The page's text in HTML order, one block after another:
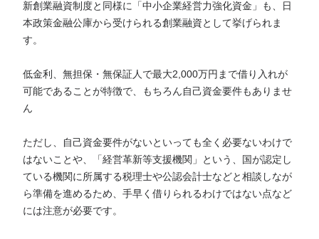
新創業融資制度と同様に「中小企業経営力強化資金」も、日
本政策金融公庫から受けられる創業融資として挙げられま
す。
低金利、無担保・無保証人で最大2,000万円まで借り入れが
可能であることが特徴で、もちろん自己資金要件もありませ
ん
ただし、自己資金要件がないといっても全く必要ないわけで
はないことや、「経営革新等支援機関」という、国が認定し
ている機関に所属する税理士や公認会計士などと相談しなが
ら準備を進めるため、手早く借りられるわけではない点など
には注意が必要です。